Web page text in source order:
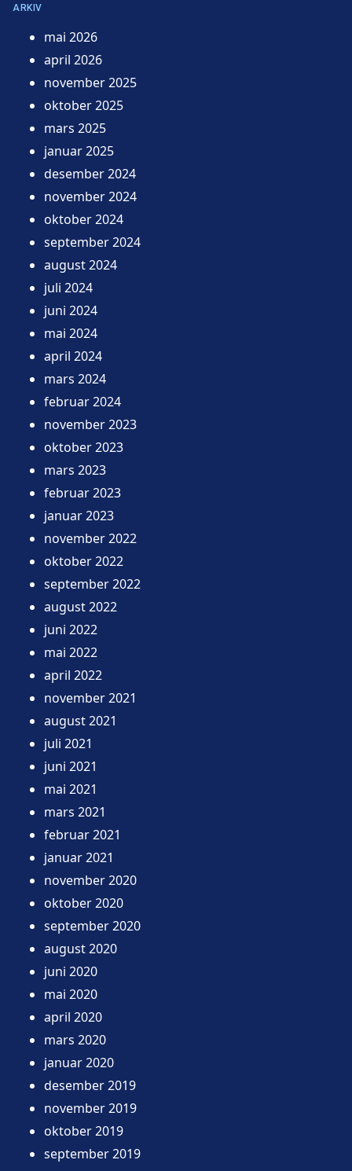
ARKIV
mai 2026
april 2026
november 2025
oktober 2025
mars 2025
januar 2025
desember 2024
november 2024
oktober 2024
september 2024
august 2024
juli 2024
juni 2024
mai 2024
april 2024
mars 2024
februar 2024
november 2023
oktober 2023
mars 2023
februar 2023
januar 2023
november 2022
oktober 2022
september 2022
august 2022
juni 2022
mai 2022
april 2022
november 2021
august 2021
juli 2021
juni 2021
mai 2021
mars 2021
februar 2021
januar 2021
november 2020
oktober 2020
september 2020
august 2020
juni 2020
mai 2020
april 2020
mars 2020
januar 2020
desember 2019
november 2019
oktober 2019
september 2019